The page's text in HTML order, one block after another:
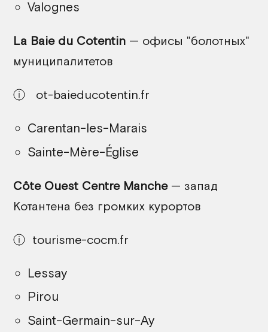
Valognes
La Baie du Cotentin — офисы "болотных"
муниципалитетов
ot-baieducotentin.fr
Carentan-les-Marais
Sainte-Mère-Église
Côte Ouest Centre Manche— запад
Котантена без громких курортов
tourisme-cocm.fr
Lessay
Pirou
Saint-Germain-sur-Ay